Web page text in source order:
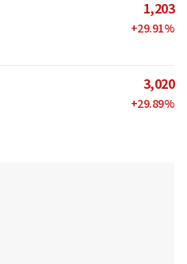
1,203
+29.91%
3,020
+29.89%